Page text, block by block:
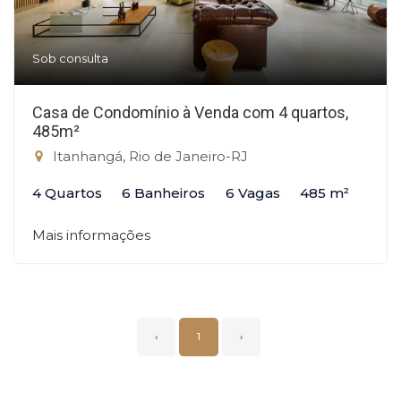
Sob consulta
Casa de Condomínio à Venda com 4 quartos,
485m²
Itanhangá, Rio de Janeiro-RJ
4 Quartos 6 Banheiros 6 Vagas 485 m²
Mais informações
‹ 1 ›